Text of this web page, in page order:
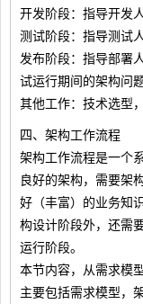
开发阶段：指导开发
测试阶段：指导测试
发布阶段：指导部署
试运行期间的架构问题
其他工作：技术选型
四、架构工作流程
架构工作流程是一个
良好的架构，需要架
好（丰富）的业务知
构设计阶段外，还需
运行阶段。
本节内容，从需求模
主要包括需求模型，